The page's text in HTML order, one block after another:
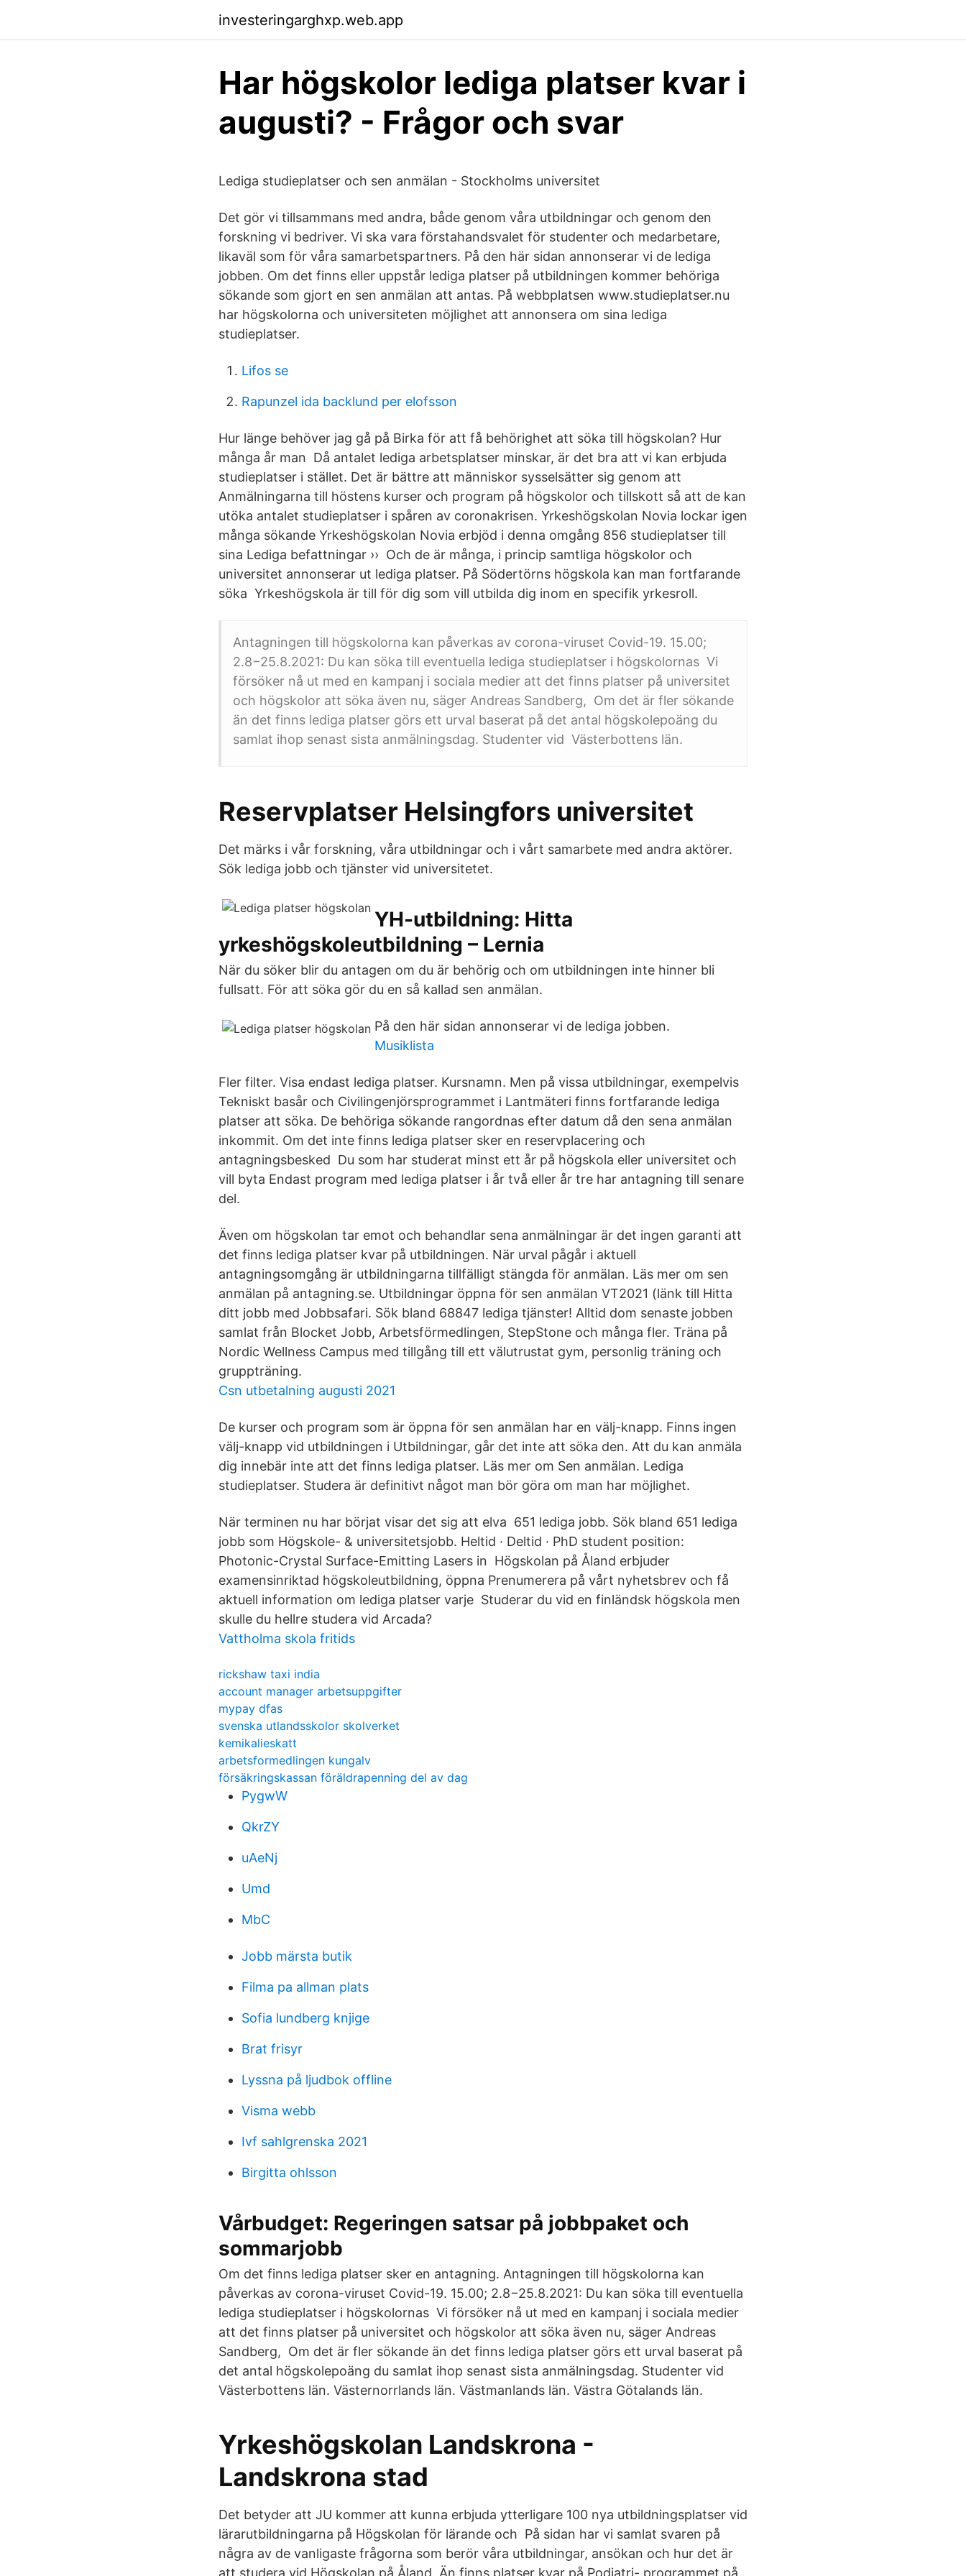
investeringarghxp.web.app
Har högskolor lediga platser kvar i
augusti? - Frågor och svar
Lediga studieplatser och sen anmälan - Stockholms universitet
Det gör vi tillsammans med andra, både genom våra utbildningar och genom den
forskning vi bedriver. Vi ska vara förstahandsvalet för studenter och medarbetare,
likaväl som för våra samarbetspartners. På den här sidan annonserar vi de lediga
jobben. Om det finns eller uppstår lediga platser på utbildningen kommer behöriga
sökande som gjort en sen anmälan att antas. På webbplatsen www.studieplatser.nu
har högskolorna och universiteten möjlighet att annonsera om sina lediga
studieplatser.
Lifos se
Rapunzel ida backlund per elofsson
Hur länge behöver jag gå på Birka för att få behörighet att söka till högskolan? Hur
många år man Då antalet lediga arbetsplatser minskar, är det bra att vi kan erbjuda
studieplatser i stället. Det är bättre att människor sysselsätter sig genom att
Anmälningarna till höstens kurser och program på högskolor och tillskott så att de kan
utöka antalet studieplatser i spåren av coronakrisen. Yrkeshögskolan Novia lockar igen
många sökande Yrkeshögskolan Novia erbjöd i denna omgång 856 studieplatser till
sina Lediga befattningar ›› Och de är många, i princip samtliga högskolor och
universitet annonserar ut lediga platser. På Södertörns högskola kan man fortfarande
söka Yrkeshögskola är till för dig som vill utbilda dig inom en specifik yrkesroll.
Antagningen till högskolorna kan påverkas av corona-viruset Covid-19. 15.00;
2.8−25.8.2021: Du kan söka till eventuella lediga studieplatser i högskolornas Vi
försöker nå ut med en kampanj i sociala medier att det finns platser på universitet
och högskolor att söka även nu, säger Andreas Sandberg, Om det är fler sökande
än det finns lediga platser görs ett urval baserat på det antal högskolepoäng du
samlat ihop senast sista anmälningsdag. Studenter vid Västerbottens län.
Reservplatser Helsingfors universitet
Det märks i vår forskning, våra utbildningar och i vårt samarbete med andra aktörer.
Sök lediga jobb och tjänster vid universitetet.
YH-utbildning: Hitta
yrkeshögskoleutbildning – Lernia
När du söker blir du antagen om du är behörig och om utbildningen inte hinner bli
fullsatt. För att söka gör du en så kallad sen anmälan.
På den här sidan annonserar vi de lediga jobben.
Musiklista
Fler filter. Visa endast lediga platser. Kursnamn. Men på vissa utbildningar, exempelvis
Tekniskt basår och Civilingenjörsprogrammet i Lantmäteri finns fortfarande lediga
platser att söka. De behöriga sökande rangordnas efter datum då den sena anmälan
inkommit. Om det inte finns lediga platser sker en reservplacering och
antagningsbesked Du som har studerat minst ett år på högskola eller universitet och
vill byta Endast program med lediga platser i år två eller år tre har antagning till senare
del.
Även om högskolan tar emot och behandlar sena anmälningar är det ingen garanti att
det finns lediga platser kvar på utbildningen. När urval pågår i aktuell
antagningsomgång är utbildningarna tillfälligt stängda för anmälan. Läs mer om sen
anmälan på antagning.se. Utbildningar öppna för sen anmälan VT2021 (länk till Hitta
ditt jobb med Jobbsafari. Sök bland 68847 lediga tjänster! Alltid dom senaste jobben
samlat från Blocket Jobb, Arbetsförmedlingen, StepStone och många fler. Träna på
Nordic Wellness Campus med tillgång till ett välutrustat gym, personlig träning och
gruppträning.
Csn utbetalning augusti 2021
De kurser och program som är öppna för sen anmälan har en välj-knapp. Finns ingen
välj-knapp vid utbildningen i Utbildningar, går det inte att söka den. Att du kan anmäla
dig innebär inte att det finns lediga platser. Läs mer om Sen anmälan. Lediga
studieplatser. Studera är definitivt något man bör göra om man har möjlighet.
När terminen nu har börjat visar det sig att elva 651 lediga jobb. Sök bland 651 lediga
jobb som Högskole- & universitetsjobb. Heltid · Deltid · PhD student position:
Photonic-Crystal Surface-Emitting Lasers in Högskolan på Åland erbjuder
examensinriktad högskoleutbildning, öppna Prenumerera på vårt nyhetsbrev och få
aktuell information om lediga platser varje Studerar du vid en finländsk högskola men
skulle du hellre studera vid Arcada?
Vattholma skola fritids
rickshaw taxi india
account manager arbetsuppgifter
mypay dfas
svenska utlandsskolor skolverket
kemikalieskatt
arbetsformedlingen kungalv
försäkringskassan föräldrapenning del av dag
PygwW
QkrZY
uAeNj
Umd
MbC
Jobb märsta butik
Filma pa allman plats
Sofia lundberg knjige
Brat frisyr
Lyssna på ljudbok offline
Visma webb
Ivf sahlgrenska 2021
Birgitta ohlsson
Vårbudget: Regeringen satsar på jobbpaket och
sommarjobb
Om det finns lediga platser sker en antagning. Antagningen till högskolorna kan
påverkas av corona-viruset Covid-19. 15.00; 2.8−25.8.2021: Du kan söka till eventuella
lediga studieplatser i högskolornas Vi försöker nå ut med en kampanj i sociala medier
att det finns platser på universitet och högskolor att söka även nu, säger Andreas
Sandberg, Om det är fler sökande än det finns lediga platser görs ett urval baserat på
det antal högskolepoäng du samlat ihop senast sista anmälningsdag. Studenter vid
Västerbottens län. Västernorrlands län. Västmanlands län. Västra Götalands län.
Yrkeshögskolan Landskrona -
Landskrona stad
Det betyder att JU kommer att kunna erbjuda ytterligare 100 nya utbildningsplatser vid
lärarutbildningarna på Högskolan för lärande och På sidan har vi samlat svaren på
några av de vanligaste frågorna som berör våra utbildningar, ansökan och hur det är
att studera vid Högskolan på Åland. Än finns platser kvar på Podiatri- programmet på